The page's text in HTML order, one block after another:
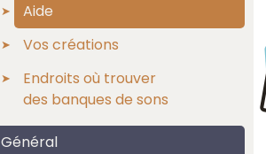
Aide
Vos créations
Endroits où trouver
des banques de sons
Général